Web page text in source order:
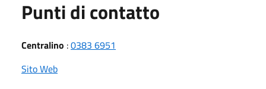
Punti di contatto
Centralino :0383 6951
Sito Web